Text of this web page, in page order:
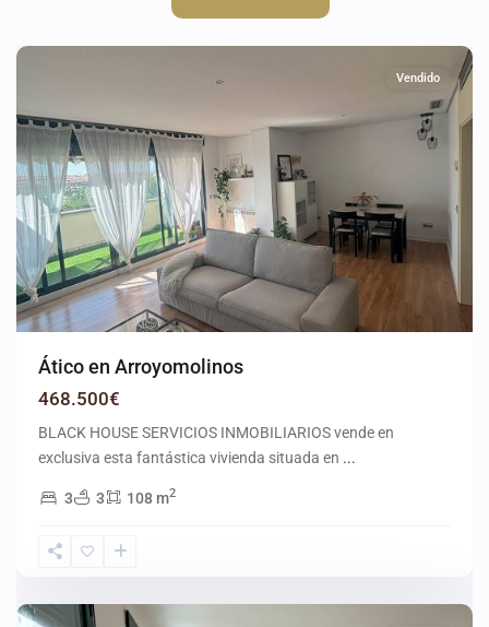
Vendido
Ático en Arroyomolinos
468.500€
BLACK HOUSE SERVICIOS INMOBILIARIOS vende en
exclusiva esta fantástica vivienda situada en ...
3 3 108 m2
Alameda
la